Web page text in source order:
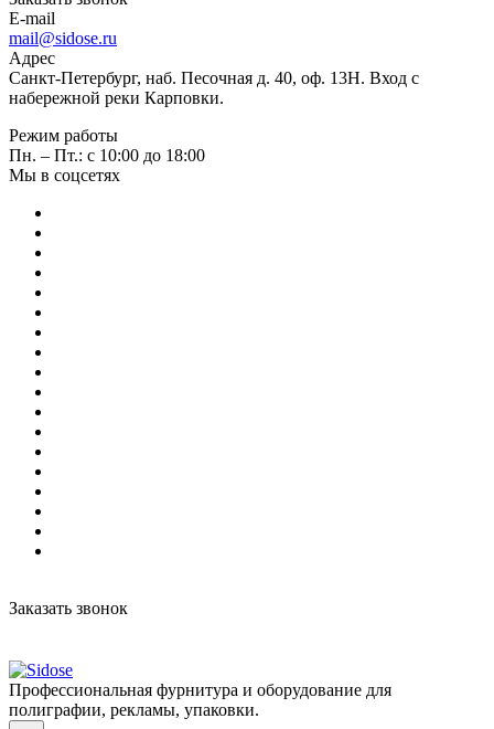
E-mail
mail@sidose.ru
Адрес
Санкт-Петербург, наб. Песочная д. 40, оф. 13Н. Вход с
набережной реки Карповки.
Режим работы
Пн. – Пт.: с 10:00 до 18:00
Мы в соцсетях
Заказать звонок
Профессиональная фурнитура и оборудование для
полиграфии, рекламы, упаковки.